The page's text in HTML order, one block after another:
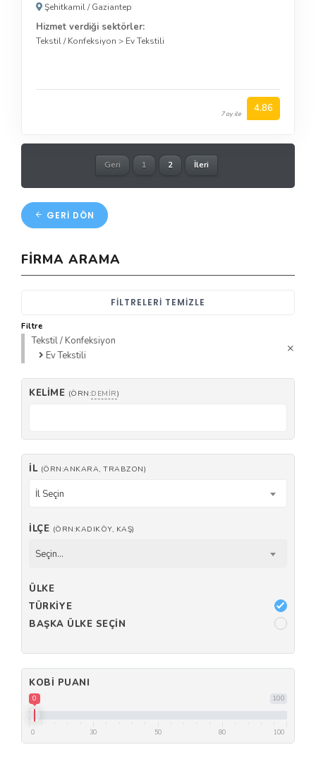
Şehitkamil/Gaziantep
Hizmet verdiği sektörler:
Tekstil / Konfeksiyon > Ev Tekstili
7 oy ile 4.86
Geri 1 2 İleri
GERI DÖN
FIRMA ARAMA
FILTRELERI TEMIZLE
Filtre
Tekstil / Konfeksiyon
Ev Tekstili
KELIME (ÖRN:DEMIR)
İL (ÖRN:ANKARA, TRABZON)
İl Seçin
İLÇE (ÖRN:KADIKÖY, KAŞ)
Seçin...
ÜLKE
TÜRKIYE
BAŞKA ÜLKE SEÇIN
KOBI PUANI
100
0
0 30 50 80 100